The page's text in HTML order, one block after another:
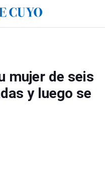
mujer de seis
y luego se